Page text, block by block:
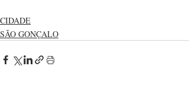
CIDADE
SÃO GONÇALO